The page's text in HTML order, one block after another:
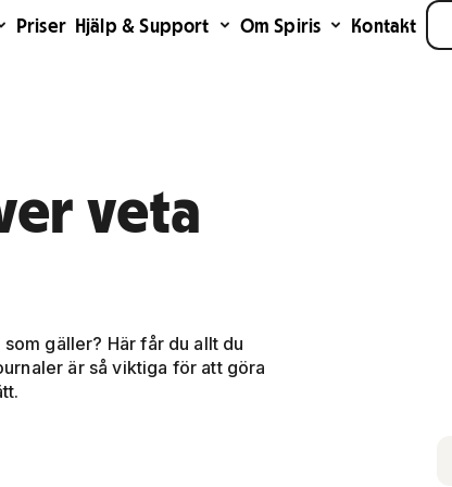
Priser Hjälp & Support Om Spiris Kontakt
veta
gäller? Här får du allt du
är så viktiga för att göra